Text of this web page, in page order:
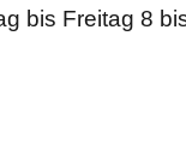
bis Freitag 8